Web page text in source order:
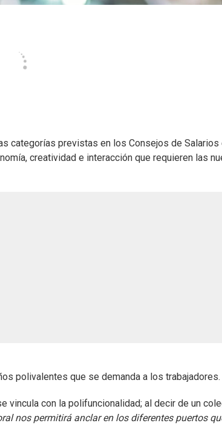
categorías previstas en los Consejos de Salarios
creatividad e interacción que requieren las
polivalentes que se demanda a los trabajadores.
vincula con la polifuncionalidad; al decir de un
nos permitirá anclar en los diferentes puertos